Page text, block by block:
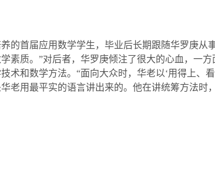
的首届应用数学学生，毕业后长期跟随华罗庚从
素质。”对后者，华罗庚倾注了很大的心血，一
术和数学方法。“面向大众时，华老以‘用得上、
老用最平实的语言讲出来的。他在讲统筹方法时